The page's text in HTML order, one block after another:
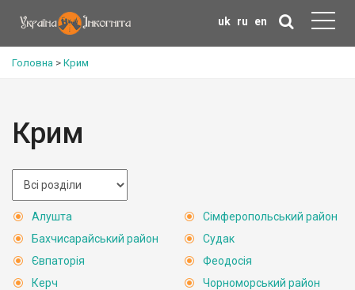
uk ru en
Головна > Крим
Крим
Алушта
Бахчисарайський район
Євпаторія
Керч
Сімферопольський район
Судак
Феодосія
Чорноморський район